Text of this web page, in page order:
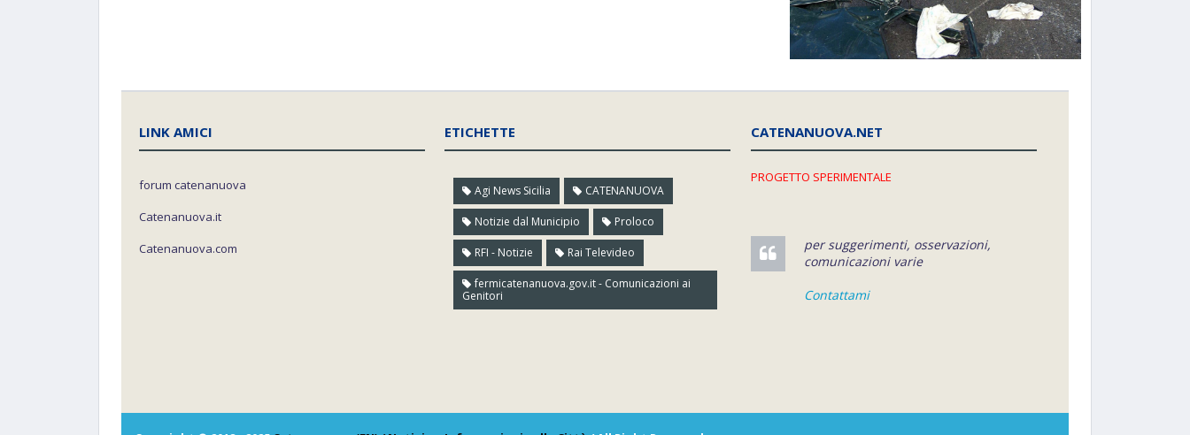
LINK AMICI
forum catenanuova
Catenanuova.it
Catenanuova.com
ETICHETTE
Agi News Sicilia CATENANUOVA
Notizie dal Municipio Proloco
RFI - Notizie Rai Televideo
fermicatenanuova.gov.it - Comunicazioni ai
Genitori
CATENANUOVA.NET
PROGETTO SPERIMENTALE
per suggerimenti, osservazioni,
comunicazioni varie
Contattami